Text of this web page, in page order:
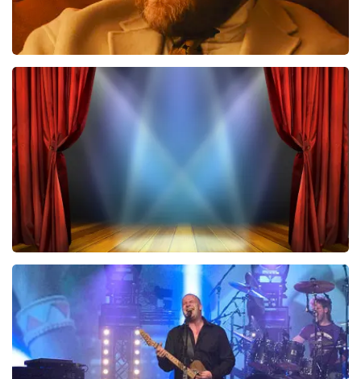
Teddy Swims
433 laatste 30 minuten
BESTEL NU
40 45 De Musical
243laatste 30 minuten
BESTEL NU